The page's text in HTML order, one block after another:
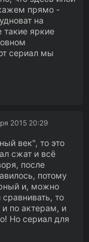
прямо -
на
такие яркие
сериал мы
2015 20:29
век", то это
сжат и всё
после
потому
и, можно
то
по актерам, и
Но сериал для